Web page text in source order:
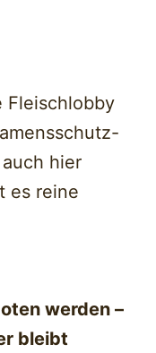
Fleischlobby
hier
es reine
werden –
bleibt